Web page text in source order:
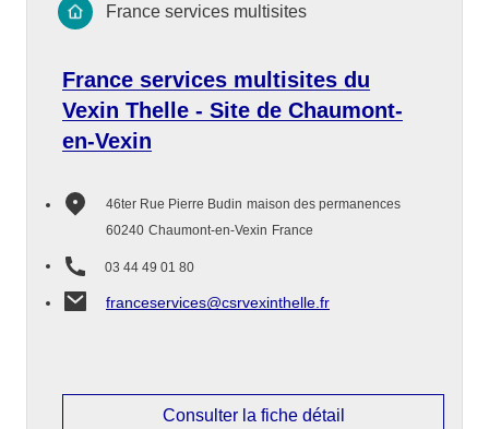
France services multisites du
Vexin Thelle - Site de Chaumont-
en-Vexin
46ter Rue Pierre Budin maison des permanences
60240 Chaumont-en-Vexin France
03 44 49 01 80
franceservices@csrvexinthelle.fr
France services multisites
Consulter la fiche détail